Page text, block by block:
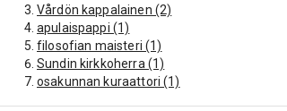
Vårdön kappalainen (2)
apulaispappi (1)
filosofian maisteri (1)
Sundin kirkkoherra (1)
osakunnan kuraattori (1)